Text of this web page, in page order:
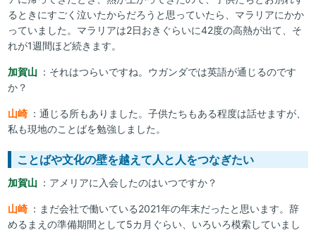
るときにすごく泣いたからだろうと思っていたら、マラリアにかか
っていました。マラリアは2日おきぐらいに42度の高熱が出て、そ
れが1週間ほど続きます。
加賀山 ：それはつらいですね。ウガンダでは英語が通じるのです
か？
山崎 ：通じる所もありました。子供たちもある程度は話せますが、
私も現地のことばを勉強しました。
ことばや文化の壁を越えて人と人をつなぎたい
加賀山 ：アメリアに入会したのはいつですか？
山崎 ：まだ会社で働いている2021年の年末だったと思います。辞
めるまえの準備期間として5カ月ぐらい、いろいろ模索していまし